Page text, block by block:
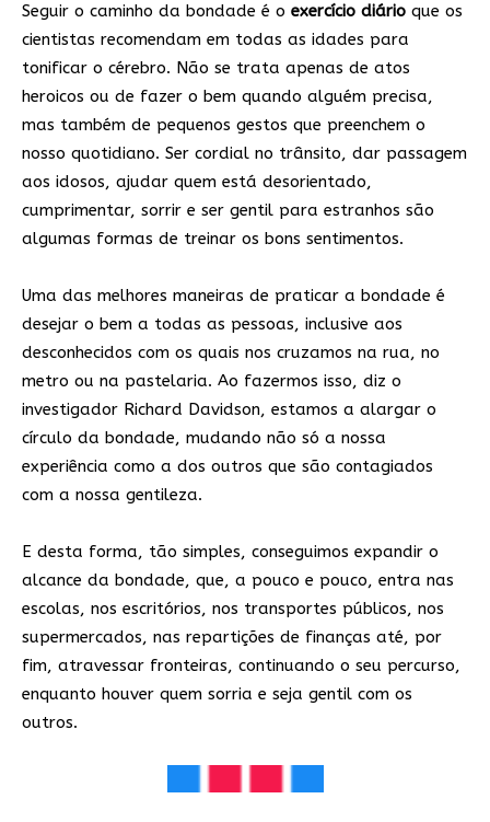
Seguir o caminho da bondade é o exercício diário que os
cientistas recomendam em todas as idades para
tonificar o cérebro. Não se trata apenas de atos
heroicos ou de fazer o bem quando alguém precisa,
mas também de pequenos gestos que preenchem o
nosso quotidiano. Ser cordial no trânsito, dar passagem
aos idosos, ajudar quem está desorientado,
cumprimentar, sorrir e ser gentil para estranhos são
algumas formas de treinar os bons sentimentos.
Uma das melhores maneiras de praticar a bondade é
desejar o bem a todas as pessoas, inclusive aos
desconhecidos com os quais nos cruzamos na rua, no
metro ou na pastelaria. Ao fazermos isso, diz o
investigador Richard Davidson, estamos a alargar o
círculo da bondade, mudando não só a nossa
experiência como a dos outros que são contagiados
com a nossa gentileza.
E desta forma, tão simples, conseguimos expandir o
alcance da bondade, que, a pouco e pouco, entra nas
escolas, nos escritórios, nos transportes públicos, nos
supermercados, nas repartições de finanças até, por
fim, atravessar fronteiras, continuando o seu percurso,
enquanto houver quem sorria e seja gentil com os
outros.